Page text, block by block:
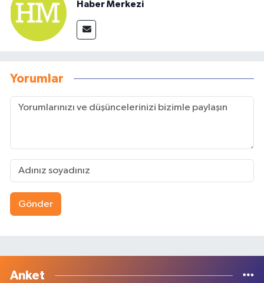
Haber Merkezi
Yorumlar
Gönder
Anket